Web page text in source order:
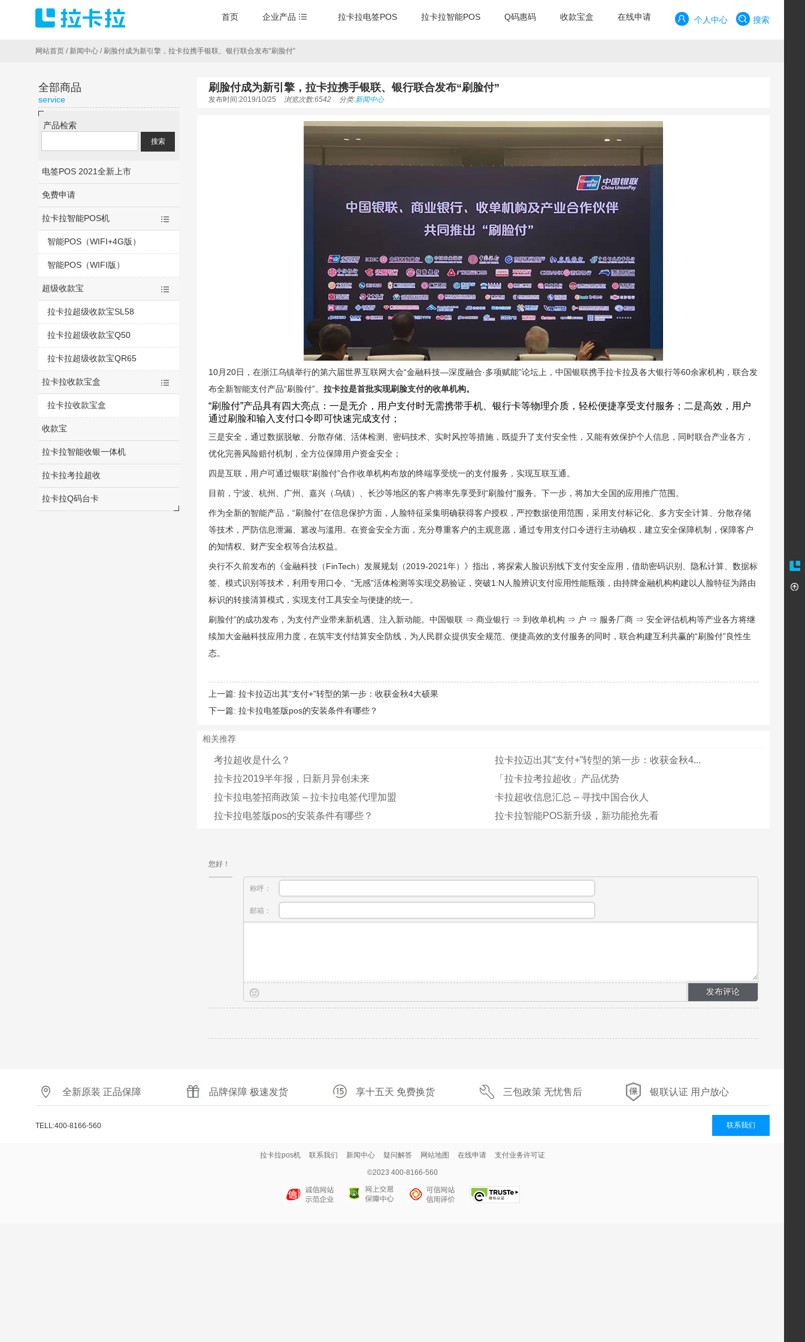
个人中心 搜索
首页 企业产品 拉卡拉电签POS 拉卡拉智能POS Q码惠码 收款宝盒 在线申请
网站首页 / 新闻中心 / 刷脸付成为新引擎，拉卡拉携手银联、银行联合发布“刷脸付”
全部商品
service
产品检索
电签POS 2021全新上市
免费申请
拉卡拉智能POS机
智能POS（WIFI+4G版）
智能POS（WIFI版）
超级收款宝
拉卡拉超级收款宝SL58
拉卡拉超级收款宝Q50
拉卡拉超级收款宝QR65
拉卡拉收款宝盒
拉卡拉收款宝盒
收款宝
拉卡拉智能收银一体机
拉卡拉考拉超收
拉卡拉Q码台卡
刷脸付成为新引擎，拉卡拉携手银联、银行联合发布“刷脸付”
发布时间:2019/10/25 浏览次数:6542 分类:新闻中心
10月20日，在浙江乌镇举行的第六届世界互联网大会“金融科技—深度融合·多项赋能”论坛上，中国银联携手拉卡拉及各大银行等60余家机构，联合发
布全新智能支付产品“刷脸付”。 拉卡拉是首批实现刷脸支付的收单机构。
“刷脸付”产品具有四大亮点：一是无介，用户支付时无需携带手机、银行卡等物理介质，轻松便捷享受支付服务；二是高效，用户
通过刷脸和输入支付口令即可快速完成支付；
三是安全，通过数据脱敏、分散存储、活体检测、密码技术、实时风控等措施，既提升了支付安全性，又能有效保护个人信息，同时联合产业各方，
优化完善风险赔付机制，全方位保障用户资金安全；
四是互联，用户可通过银联“刷脸付”合作收单机构布放的终端享受统一的支付服务，实现互联互通。
目前，宁波、杭州、广州、嘉兴（乌镇）、长沙等地区的客户将率先享受到“刷脸付”服务。下一步，将加大全国的应用推广范围。
作为全新的智能产品，“刷脸付”在信息保护方面，人脸特征采集明确获得客户授权，严控数据使用范围，采用支付标记化、多方安全计算、分散存储
等技术，严防信息泄漏、篡改与滥用。在资金安全方面，充分尊重客户的主观意愿，通过专用支付口令进行主动确权，建立安全保障机制，保障客户
的知情权、财产安全权等合法权益。
央行不久前发布的《金融科技（FinTech）发展规划（2019-2021年）》指出，将探索人脸识别线下支付安全应用，借助密码识别、隐私计算、数据标
签、模式识别等技术，利用专用口令、“无感”活体检测等实现交易验证，突破1:N人脸辨识支付应用性能瓶颈，由持牌金融机构构建以人脸特征为路由
标识的转接清算模式，实现支付工具安全与便捷的统一。
刷脸付”的成功发布，为支付产业带来新机遇、注入新动能。中国银联 ⇒ 商业银行 ⇒ 到收单机构 ⇒ 户 ⇒ 服务厂商 ⇒ 安全评估机构等产业各方将继
续加大金融科技应用力度，在筑牢支付结算安全防线，为人民群众提供安全规范、便捷高效的支付服务的同时，联合构建互利共赢的“刷脸付”良性生
态。
上一篇: 拉卡拉迈出其“支付+”转型的第一步：收获金秋4大硕果
下一篇: 拉卡拉电签版pos的安装条件有哪些？
相关推荐
考拉超收是什么？
拉卡拉迈出其“支付+”转型的第一步：收获金秋4...
拉卡拉2019半年报，日新月异创未来
「拉卡拉考拉超收」产品优势
拉卡拉电签招商政策 – 拉卡拉电签代理加盟
卡拉超收信息汇总 – 寻找中国合伙人
拉卡拉电签版pos的安装条件有哪些？
拉卡拉智能POS新升级，新功能抢先看
您好！
称呼：
邮箱：
全新原装 正品保障 品牌保障 极速发货 享十五天 免费换货 三包政策 无忧售后 银联认证 用户放心
TELL:400-8166-560 联系我们
拉卡拉pos机 联系我们 新闻中心 疑问解答 网站地图 在线申请 支付业务许可证
©2023 400-8166-560